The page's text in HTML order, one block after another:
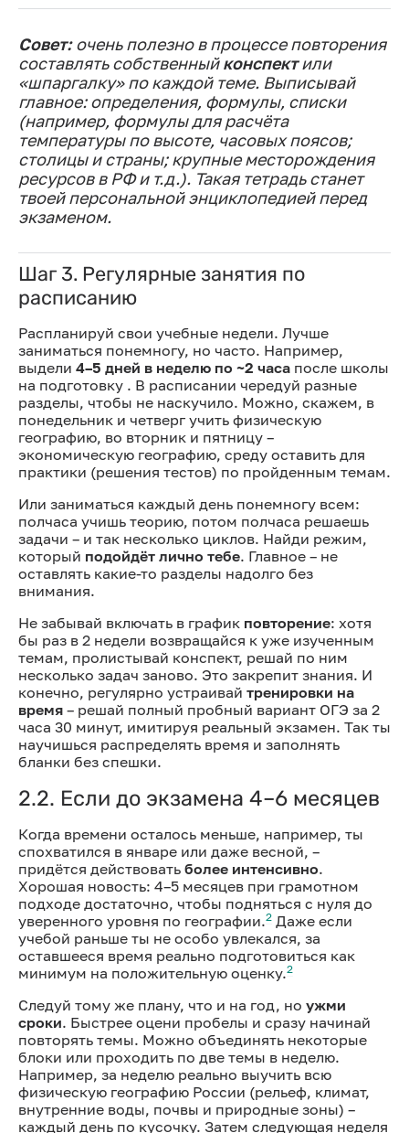
Совет:очень полезно в процессе повторения
составлять собственныйконспектили
«шпаргалку»по каждой теме. Выписывай
главное: определения, формулы, списки
(например, формулы для расчёта
температуры по высоте, часовых поясов;
столицы и страны; крупные месторождения
ресурсов в РФ и т.д.). Такая тетрадь станет
твоей персональной энциклопедией перед
экзаменом.
Шаг 3. Регулярные занятия по
расписанию
Распланируй свои учебные недели. Лучше
заниматься понемногу, но часто. Например,
выдели 4–5 дней в неделю по ~2 часа после школы
на подготовку . В расписании чередуй разные
разделы, чтобы не наскучило. Можно, скажем, в
понедельник и четверг учить физическую
географию, во вторник и пятницу –
экономическую географию, среду оставить для
практики (решения тестов) по пройденным темам.
Или заниматься каждый день понемногу всем:
полчаса учишь теорию, потом полчаса решаешь
задачи – и так несколько циклов. Найди режим,
который подойдёт лично тебе. Главное – не
оставлять какие-то разделы надолго без
внимания.
Не забывай включать в график повторение: хотя
бы раз в 2 недели возвращайся к уже изученным
темам, пролистывай конспект, решай по ним
несколько задач заново. Это закрепит знания. И
конечно, регулярно устраивай тренировки на
время – решай полный пробный вариант ОГЭ за 2
часа 30 минут, имитируя реальный экзамен. Так ты
научишься распределять время и заполнять
бланки без спешки.
2.2. Если до экзамена 4–6 месяцев
Когда времени осталось меньше, например, ты
спохватился в январе или даже весной, –
придётся действовать более интенсивно.
Хорошая новость: 4–5 месяцев при грамотном
подходе достаточно, чтобы подняться с нуля до
уверенного уровня по географии.2 Даже если
учебой раньше ты не особо увлекался, за
оставшееся время реально подготовиться как
минимум на положительную оценку.2
Следуй тому же плану, что и на год, но ужми
сроки. Быстрее оцени пробелы и сразу начинай
повторять темы. Можно объединять некоторые
блоки или проходить по две темы в неделю.
Например, за неделю реально выучить всю
физическую географию России (рельеф, климат,
внутренние воды, почвы и природные зоны) –
каждый день по кусочку. Затем следующая неделя